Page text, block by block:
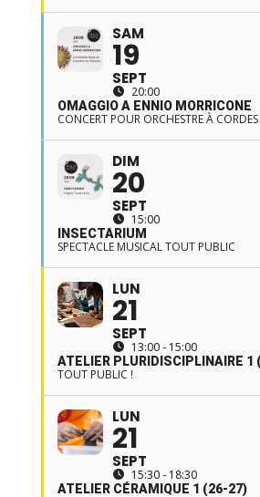
SAM
19
SEPT
20:00
OMAGGIO A ENNIO MORRICONE
CONCERT POUR ORCHESTRE À CORDES
DIM
20
SEPT
15:00
INSECTARIUM
SPECTACLE MUSICAL TOUT PUBLIC
LUN
21
SEPT
13:00 - 15:00
ATELIER PLURIDISCIPLINAIRE 1
TOUT PUBLIC !
LUN
21
SEPT
15:30 - 18:30
ATELIER CÉRAMIQUE 1 (26-27)